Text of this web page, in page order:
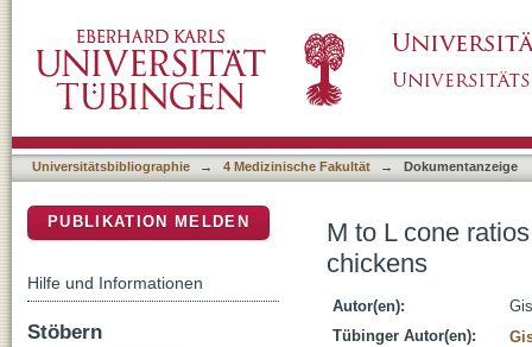
Universitätsbibliographie → 4 Medizinische Fakultät → Dokumentanzeige
M to L cone
chickens
Autor(en):
Tübinger Autor(en):
PUBLIKATION MELDEN
Hilfe und Informationen
Stöbern